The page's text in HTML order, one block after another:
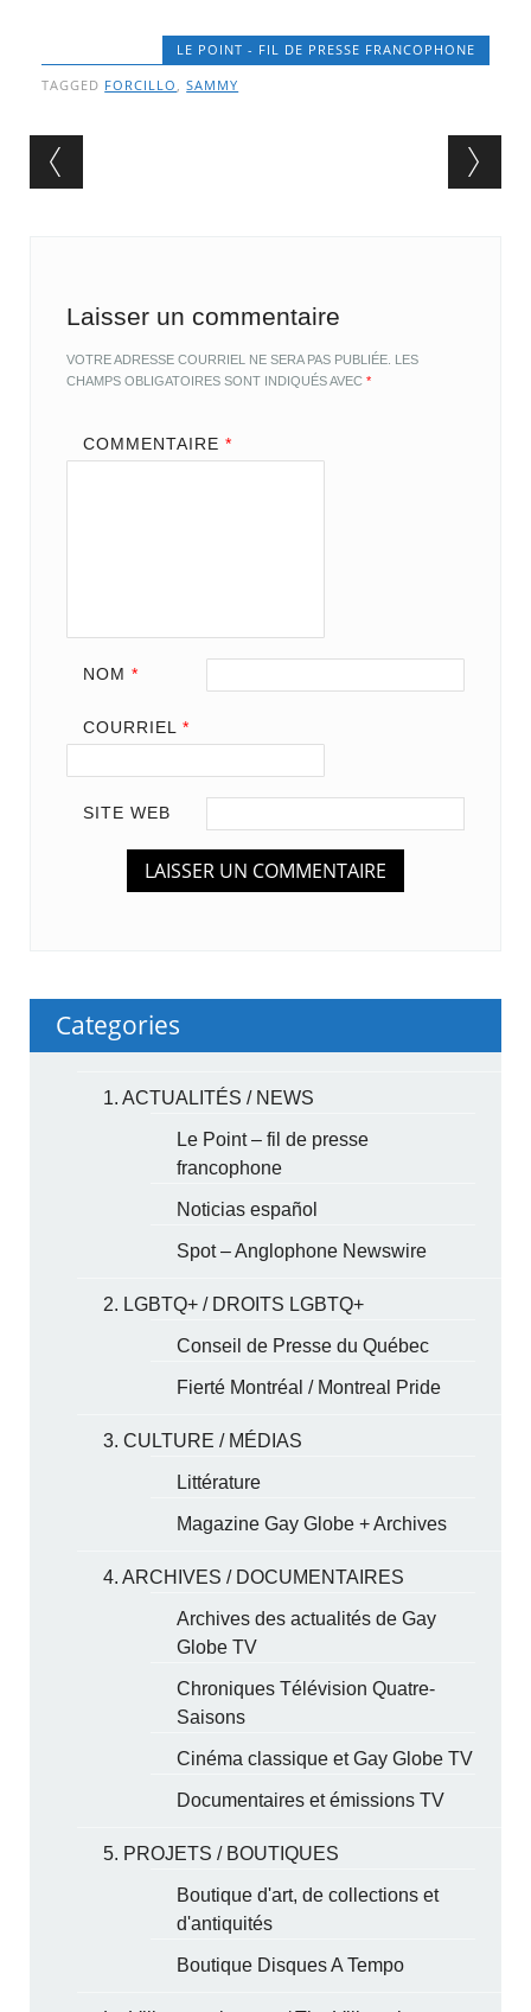
LE POINT - FIL DE PRESSE FRANCOPHONE
TAGGED FORCILLO ,SAMMY
Post navigation
Laisser un commentaire
VOTRE ADRESSE COURRIEL NE SERA PAS PUBLIÉE. LES
CHAMPS OBLIGATOIRES SONT INDIQUÉS AVEC*
COMMENTAIRE *
NOM *
COURRIEL *
SITE WEB
Categories
1. ACTUALITÉS / NEWS
Le Point – fil de presse
francophone
Noticias español
Spot – Anglophone Newswire
2. LGBTQ+ / DROITS LGBTQ+
Conseil de Presse du Québec
Fierté Montréal / Montreal Pride
3. CULTURE / MÉDIAS
Littérature
Magazine Gay Globe + Archives
4. ARCHIVES / DOCUMENTAIRES
Archives des actualités de Gay
Globe TV
Chroniques Télévision Quatre-
Saisons
Cinéma classique et Gay Globe TV
Documentaires et émissions TV
5. PROJETS / BOUTIQUES
Boutique d'art, de collections et
d'antiquités
Boutique Disques A Tempo